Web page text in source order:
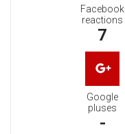
Facebook
reactions
7
Google
pluses
-